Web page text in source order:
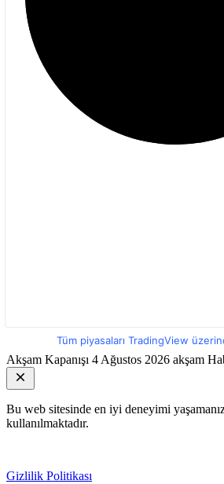
Tüm piyasaları TradingView
Akşam Kapanışı 4 Ağustos 2026 akşam
Bu web sitesinde en iyi deneyimi
kullanılmaktadır.
Gizlilik Politikası